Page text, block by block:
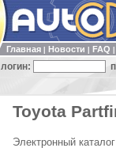
Главная Новости FAQ
логин:
Toyota
Электронный